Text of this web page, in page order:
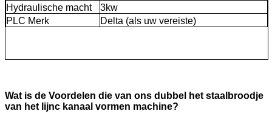
Hydraulische macht
3kw
PLC Merk
Delta (als uw vereiste)
Wat is de Voordelen die van ons dubbel het staalbroodje
van het lijnc kanaal vormen machine?